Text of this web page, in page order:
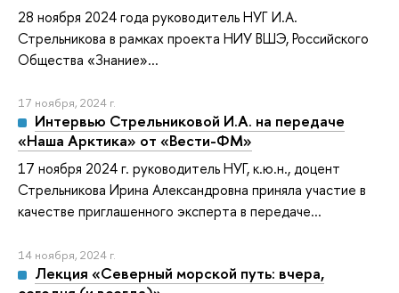
28 ноября 2024 года руководитель НУГ И.А.
Стрельникова в рамках проекта НИУ ВШЭ, Российского
Общества «Знание»...
17 ноября, 2024 г.
Интервью Стрельниковой И.А. на передаче
«Наша Арктика» от «Вести-ФМ»
17 ноября 2024 г. руководитель НУГ, к.ю.н., доцент
Стрельникова Ирина Александровна приняла участие в
качестве приглашенного эксперта в передаче...
14 ноября, 2024 г.
Лекция «Северный морской путь: вчера,